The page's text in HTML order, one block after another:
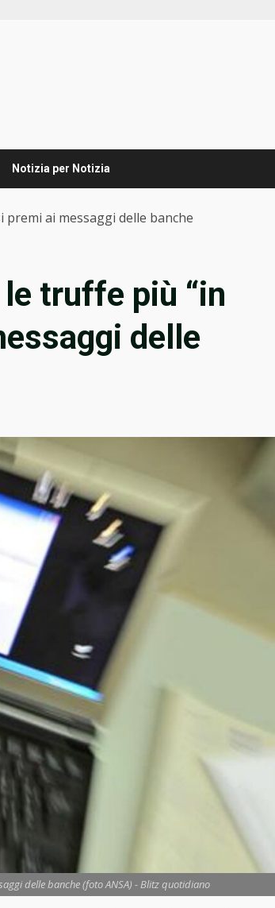
Notizia per Notizia
ai messaggi delle banche
truffe più “in
delle
delle banche (foto ANSA) - Blitz quotidiano